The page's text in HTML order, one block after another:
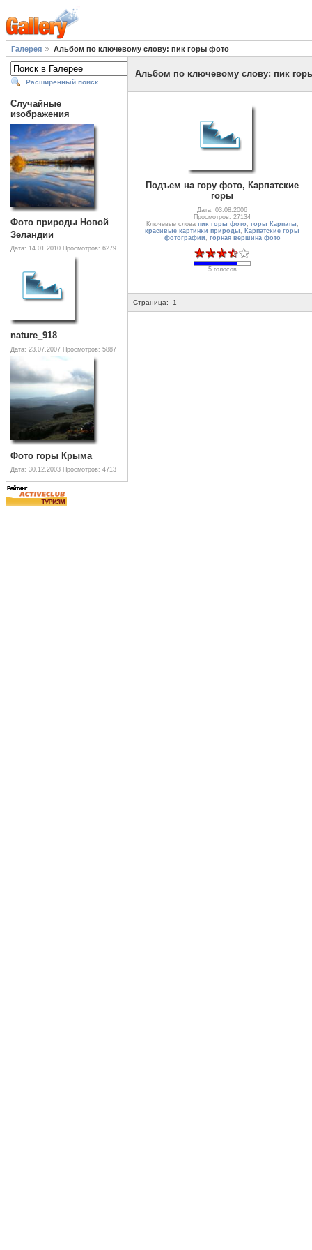
Галерея Альбом по ключевому слову: пик горы фото
Расширенный поиск
Случайные
изображения
Фото природы Новой
Зеландии
Дата: 14.01.2010 Просмотров: 6279
nature_918
Дата: 23.07.2007 Просмотров: 5887
Фото горы Крыма
Дата: 30.12.2003 Просмотров: 4713
Альбом по ключевому слову: пик
Подъем на гору фото, Карпатские
горы
Дата: 03.08.2006
Просмотров: 27134
Ключевые слова пик горы фото горы Карпаты
красивые картинки природы
Карпатские горы
фотографии
горная вершина фото
5 голосов
Страница: 1